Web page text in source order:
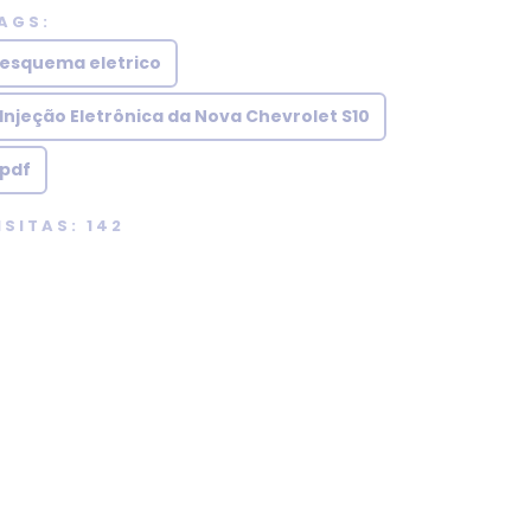
eletrico
Eletrônica da Nova Chevrolet S10
142